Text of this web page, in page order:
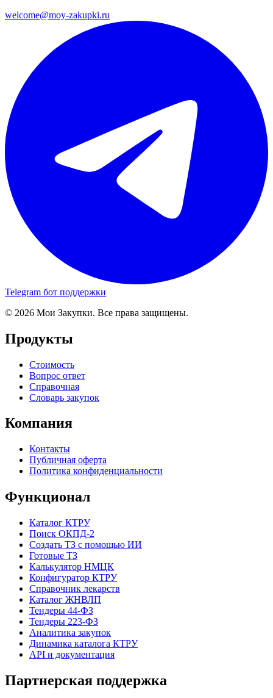
welcome@moy-zakupki.ru
Telegram бот поддержки
© 2026 Мои Закупки. Все права защищены.
Продукты
Стоимость
Вопрос ответ
Справочная
Словарь закупок
Компания
Контакты
Публичная оферта
Политика конфиденциальности
Функционал
Каталог КТРУ
Поиск ОКПД-2
Создать ТЗ с помощью ИИ
Готовые ТЗ
Калькулятор НМЦК
Конфигуратор КТРУ
Справочник лекарств
Каталог ЖНВЛП
Тендеры 44-ФЗ
Тендеры 223-ФЗ
Аналитика закупок
Динамика каталога КТРУ
API и документация
Партнерская поддержка